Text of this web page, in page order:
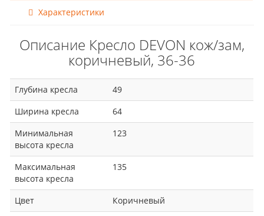
Характеристики
Описание Кресло DEVON кож/зам,
коричневый, 36-36
Глубина кресла
49
Ширина кресла
64
Минимальная
высота кресла
123
Максимальная
высота кресла
135
Цвет
Коричневый